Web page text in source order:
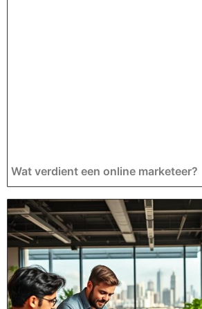
Wat verdient een online marketeer?